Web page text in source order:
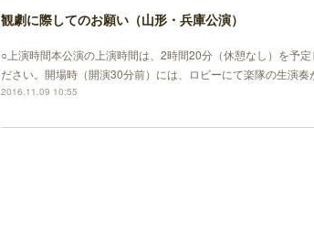
観劇に際してのお願い（山形・兵庫公演）
○上演時間本公演の上演時間は、2時間20分（休憩なし）を予
ださい。開場時（開演30分前）には、ロビーにて楽隊の生演
2016.11.09 10:55